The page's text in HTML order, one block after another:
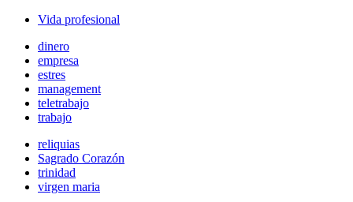
Vida profesional
dinero
empresa
estres
management
teletrabajo
trabajo
reliquias
Sagrado Corazón
trinidad
virgen maria